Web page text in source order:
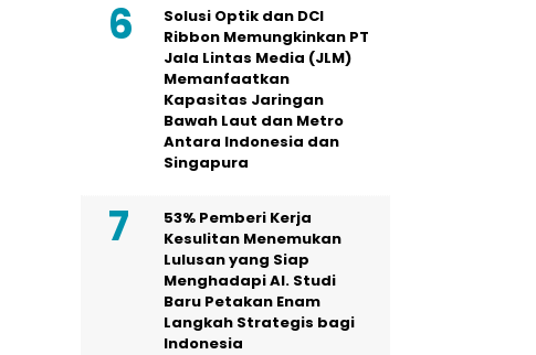
Solusi Optik dan DCI
Ribbon Memungkinkan PT
Jala Lintas Media (JLM)
Memanfaatkan
Kapasitas Jaringan
Bawah Laut dan Metro
Antara Indonesia dan
Singapura
53% Pemberi Kerja
Kesulitan Menemukan
Lulusan yang Siap
Menghadapi AI. Studi
Baru Petakan Enam
Langkah Strategis bagi
Indonesia